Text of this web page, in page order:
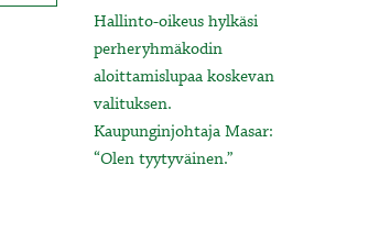
Hallinto-oikeus hylkäsi
perheryhmäkodin
aloittamislupaa koskevan
valituksen.
Kaupunginjohtaja Masar:
“Olen tyytyväinen.”